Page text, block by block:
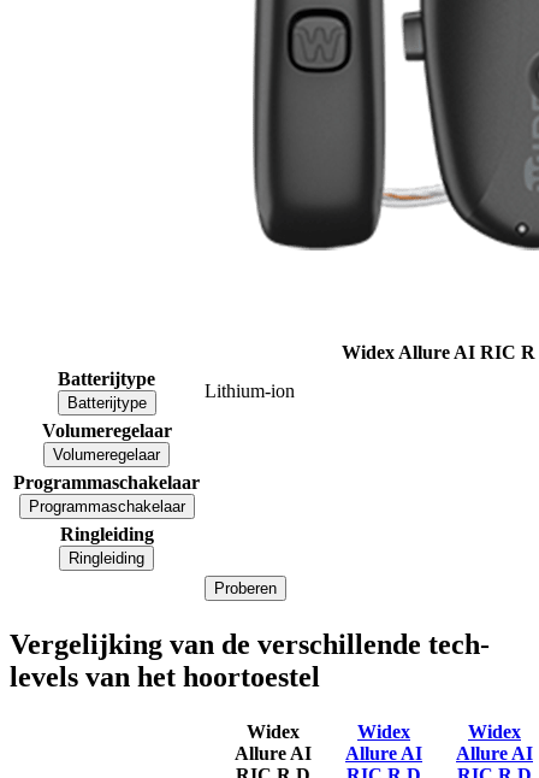
Widex Allure AI RIC
Batterijtype
Batterijtype
Lithium-ion
Volumeregelaar
Volumeregelaar
Programmaschakelaar
Programmaschakelaar
Ringleiding
Ringleiding
Proberen
Vergelijking van de verschillende tech-
levels van het hoortoestel
Widex
Allure AI
Widex
Allure AI
Widex
Allure AI